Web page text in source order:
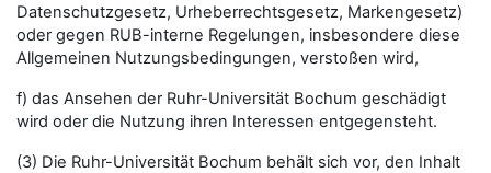
Datenschutzgesetz, Urheberrechtsgesetz, Markengesetz)
oder gegen RUB-interne Regelungen, insbesondere diese
Allgemeinen Nutzungsbedingungen, verstoßen wird,
f) das Ansehen der Ruhr-Universität Bochum geschädigt
wird oder die Nutzung ihren Interessen entgegensteht.
(3) Die Ruhr-Universität Bochum behält sich vor, den Inhalt